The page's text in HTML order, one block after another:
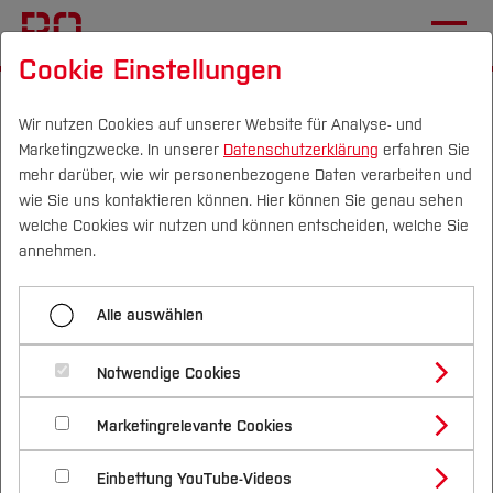
Campus Personen DE|EN Quicklinks
Studium
Studienangebote
Bachelorstudiengänge
Masterstudiengänge
Vor dem Studium
Bewerben & Einschreiben
Bewerbungsportal
Im Studium
Studienbüros und Prüfungen
Nach dem Studium
Forschung & Transfer
Profil
Forschungs- und Transferprofil
Schwerpunkte (FuT)
Beratung & Förderung
Nachhaltigkeit
Nachhaltigkeit studieren
International
Aktuelles
Große Anerkennung für
einen BO-Absolventen
07.07.2026Elektrotechnik und Informatik (FB E)
Lukas Dettmar wird mit dem
Absolventenpreis 2026 des VDE
Rhein-Ruhr ausgezeichnet.
Cookie Einstellungen
Wir nutzen Cookies auf unserer Website für Analyse- und
Marketingzwecke. In unserer Datenschutzerklärung erfahren Sie
mehr darüber, wie wir personenbezogene Daten verarbeiten und
wie Sie uns kontaktieren können. Hier können Sie genau sehen
welche Cookies wir nutzen und können entscheiden, welche Sie
annehmen.
Alle auswählen
Notwendige Cookies
Marketingrelevante Cookies
Einbettung YouTube-Videos